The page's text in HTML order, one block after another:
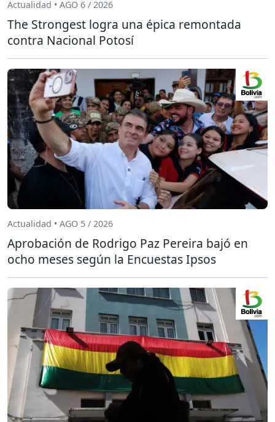
Actualidad • AGO 6 / 2026
The Strongest logra una épica remontada
contra Nacional Potosí
Actualidad • AGO 5 / 2026
Aprobación de Rodrigo Paz Pereira bajó en
ocho meses según la Encuestas Ipsos